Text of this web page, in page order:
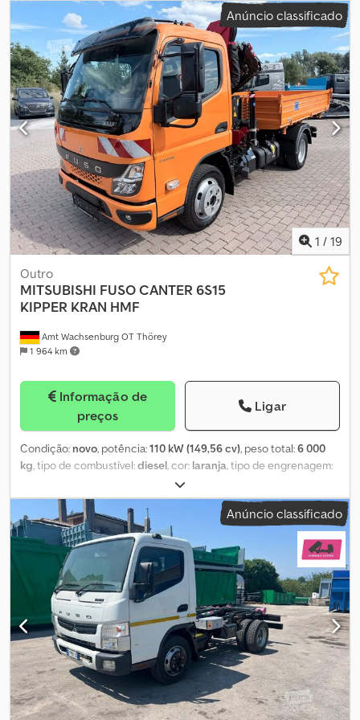
Anúncio classificado
1 / 19
Amt Wachsenburg OT Thörey
1 964 km
Outro
MITSUBISHI FUSO CANTER 6S15
KIPPER KRAN HMF
Informação de
preços
Ligar
Condição: novo, potência:110 kW (149,56 cv), peso total:6 000
kg, tipo de combustível:diesel, cor: laranja, tipo de engrenagem:
Euro 6
número de lugares:3, Equipamento:ABS, ar condicionado, fecho
centralizado, filtro de partículas, grua, programa eletrónico de
estabilidade (ESP), Fuso Canter 6S15, basculante de três lados
com guindaste HMF, última geração (IVA incluído), disponível para
entrega imediata. * Motor turbodiesel de 3,0 L, 110 kW / 150 CV,
EURO 6 * Sistema automático Start/Stop * Caixa de velocidades
manual de 5 marchas * Distância entre eixos de 2800 mm * Eixo
traseiro com pneus duplos e bloqueio do diferencial * Pneus de
tração 205/75 R16C * 4 travões de disco * Programa eletrónico de
estabilidade (ESP) * ABS com distribuição eletrónica da força de
travagem Dsdpfx Aszr S Axjnkjkr * Engate de reboque com
cabeça esférica * Vidros elétricos * Fechadura central com
controlo remoto * Imobilizador * Volante e coluna de direção
Anúncio classificado